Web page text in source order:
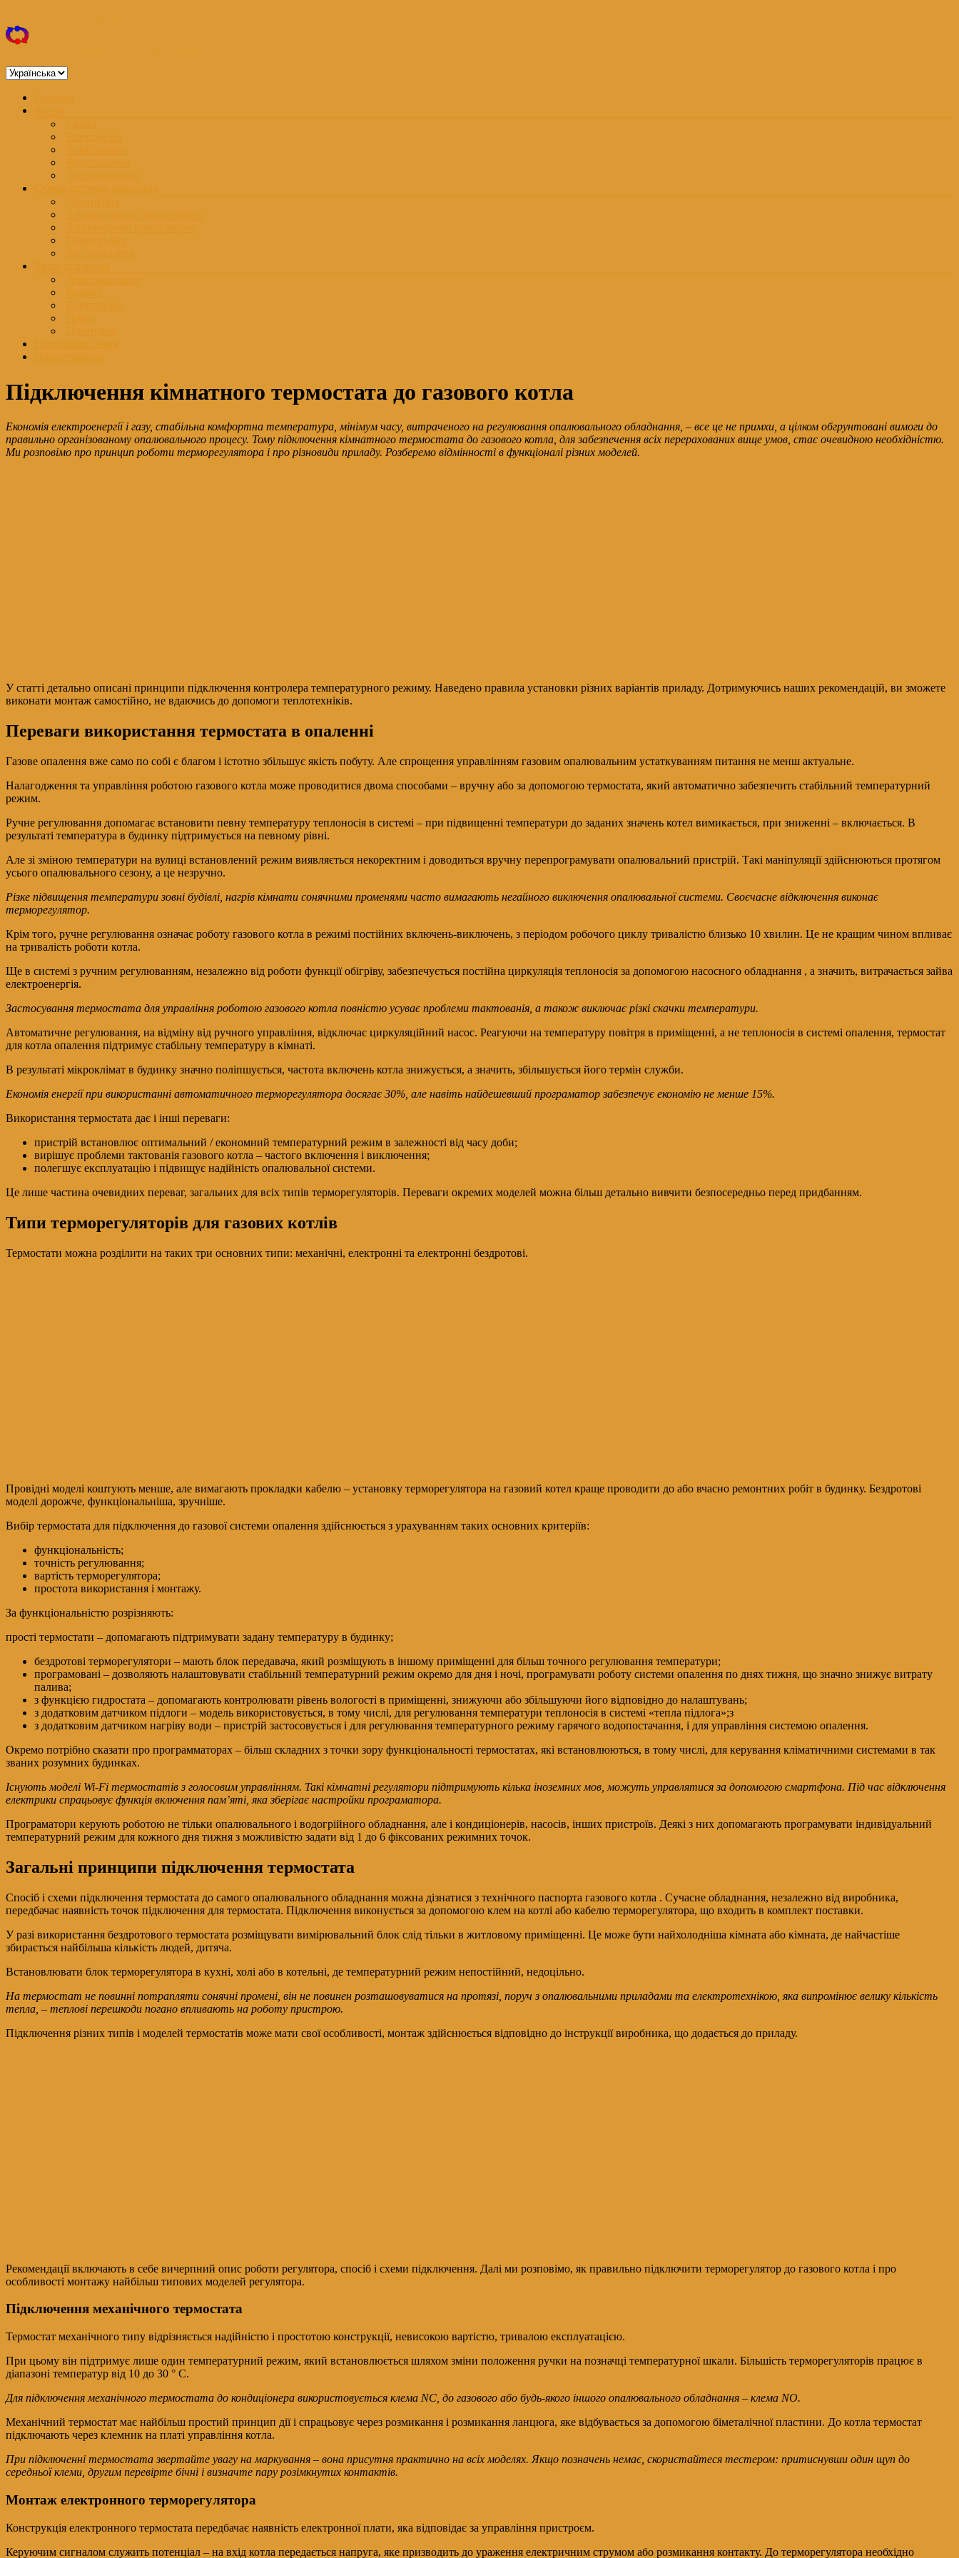
до
вмісту
Вибрати
Меню
Підключення кімнатного термостата до газового котла
Економія електроенергії і газу, стабільна комфортна температура, мінімум часу, витраченого на регулювання опалювального обладнання, – все це не примхи, а цілком обгрунтовані вимоги до
правильно організованому опалювального процесу. Тому підключення кімнатного термостата до газового котла, для забезпечення всіх перерахованих вище умов, стає очевидною необхідністю.
Ми розповімо про принцип роботи терморегулятора і про різновиди приладу. Розберемо відмінності в функціоналі різних моделей.
У статті детально описані принципи підключення контролера температурного режиму. Наведено правила установки різних варіантів приладу. Дотримуючись наших рекомендацій, ви зможете
виконати монтаж самостійно, не вдаючись до допомоги теплотехніків.
Переваги використання термостата в опаленні
Газове опалення вже само по собі є благом і істотно збільшує якість побуту. Але спрощення управлінням газовим опалювальним устаткуванням питання не менш актуальне.
Налагодження та управління роботою газового котла може проводитися двома способами – вручну або за допомогою термостата, який автоматично забезпечить стабільний температурний
режим.
Ручне регулювання допомагає встановити певну температуру теплоносія в системі – при підвищенні температури до заданих значень котел вимикається, при зниженні – включається. В
результаті температура в будинку підтримується на певному рівні.
Але зі зміною температури на вулиці встановлений режим виявляється некоректним і доводиться вручну перепрограмувати опалювальний пристрій. Такі маніпуляції здійснюються протягом
усього опалювального сезону, а це незручно.
Різке підвищення температури зовні будівлі, нагрів кімнати сонячними променями часто вимагають негайного виключення опалювальної системи. Своєчасне відключення виконає
терморегулятор.
Крім того, ручне регулювання означає роботу газового котла в режимі постійних включень-виключень, з періодом робочого циклу тривалістю близько 10 хвилин. Це не кращим чином впливає
на тривалість роботи котла.
Ще в системі з ручним регулюванням, незалежно від роботи функції обігріву, забезпечується постійна циркуляція теплоносія за допомогою насосного обладнання , а значить, витрачається зайва
електроенергія.
Застосування термостата для управління роботою газового котла повністю усуває проблеми тактованія, а також виключає різкі скачки температури.
Автоматичне регулювання, на відміну від ручного управління, відключає циркуляційний насос. Реагуючи на температуру повітря в приміщенні, а не теплоносія в системі опалення, термостат
для котла опалення підтримує стабільну температуру в кімнаті.
В результаті мікроклімат в будинку значно поліпшується, частота включень котла знижується, а значить, збільшується його термін служби.
Економія енергії при використанні автоматичного терморегулятора досягає 30%, але навіть найдешевший програматор забезпечує економію не менше 15%.
Використання термостата дає і інші переваги:
пристрій встановлює оптимальний / економний температурний режим в залежності від часу доби;
вирішує проблеми тактованія газового котла – частого включення і виключення;
полегшує експлуатацію і підвищує надійність опалювальної системи.
Це лише частина очевидних переваг, загальних для всіх типів терморегуляторів. Переваги окремих моделей можна більш детально вивчити безпосередньо перед придбанням.
Типи терморегуляторів для газових котлів
Термостати можна розділити на таких три основних типи: механічні, електронні та електронні бездротові.
Провідні моделі коштують менше, але вимагають прокладки кабелю – установку терморегулятора на газовий котел краще проводити до або вчасно ремонтних робіт в будинку. Бездротові
моделі дорожче, функціональніша, зручніше.
Вибір термостата для підключення до газової системи опалення здійснюється з урахуванням таких основних критеріїв:
функціональність;
точність регулювання;
вартість терморегулятора;
простота використання і монтажу.
За функціональністю розрізняють:
прості термостати – допомагають підтримувати задану температуру в будинку;
бездротові терморегулятори – мають блок передавача, який розміщують в іншому приміщенні для більш точного регулювання температури;
програмовані – дозволяють налаштовувати стабільний температурний режим окремо для дня і ночі, програмувати роботу системи опалення по днях тижня, що значно знижує витрату
палива;
з функцією гидростата – допомагають контролювати рівень вологості в приміщенні, знижуючи або збільшуючи його відповідно до налаштувань;
з додатковим датчиком підлоги – модель використовується, в тому числі, для регулювання температури теплоносія в системі «тепла підлога»;з
з додатковим датчиком нагріву води – пристрій застосовується і для регулювання температурного режиму гарячого водопостачання, і для управління системою опалення.
Окремо потрібно сказати про программаторах – більш складних з точки зору функціональності термостатах, які встановлюються, в тому числі, для керування кліматичними системами в так
званих розумних будинках.
Існують моделі Wi-Fi термостатів з голосовим управлінням. Такі кімнатні регулятори підтримують кілька іноземних мов, можуть управлятися за допомогою смартфона. Під час відключення
електрики спрацьовує функція включення пам’яті, яка зберігає настройки програматора.
Програматори керують роботою не тільки опалювального і водогрійного обладнання, але і кондиціонерів, насосів, інших пристроїв. Деякі з них допомагають програмувати індивідуальний
температурний режим для кожного дня тижня з можливістю задати від 1 до 6 фіксованих режимних точок.
Загальні принципи підключення термостата
Спосіб і схеми підключення термостата до самого опалювального обладнання можна дізнатися з технічного паспорта газового котла . Сучасне обладнання, незалежно від виробника,
передбачає наявність точок підключення для термостата. Підключення виконується за допомогою клем на котлі або кабелю терморегулятора, що входить в комплект поставки.
У разі використання бездротового термостата розміщувати вимірювальний блок слід тільки в житловому приміщенні. Це може бути найхолодніша кімната або кімната, де найчастіше
збирається найбільша кількість людей, дитяча.
Встановлювати блок терморегулятора в кухні, холі або в котельні, де температурний режим непостійний, недоцільно.
На термостат не повинні потрапляти сонячні промені, він не повинен розташовуватися на протязі, поруч з опалювальними приладами та електротехнікою, яка випромінює велику кількість
тепла, – теплові перешкоди погано впливають на роботу пристрою.
Підключення різних типів і моделей термостатів може мати свої особливості, монтаж здійснюється відповідно до інструкції виробника, що додається до приладу.
Рекомендації включають в себе вичерпний опис роботи регулятора, спосіб і схеми підключення. Далі ми розповімо, як правильно підключити терморегулятор до газового котла і про
особливості монтажу найбільш типових моделей регулятора.
Підключення механічного термостата
Термостат механічного типу відрізняється надійністю і простотою конструкції, невисокою вартістю, тривалою експлуатацією.
При цьому він підтримує лише один температурний режим, який встановлюється шляхом зміни положення ручки на позначці температурної шкали. Більшість терморегуляторів працює в
діапазоні температур від 10 до 30 ° С.
Для підключення механічного термостата до кондиціонера використовується клема NC, до газового або будь-якого іншого опалювального обладнання – клема NO.
Механічний термостат має найбільш простий принцип дії і спрацьовує через розмикання і розмикання ланцюга, яке відбувається за допомогою біметалічної пластини. До котла термостат
підключають через клемник на платі управління котла.
При підключенні термостата звертайте увагу на маркування – вона присутня практично на всіх моделях. Якщо позначень немає, скористайтеся тестером: притиснувши один щуп до
середньої клеми, другим перевірте бічні і визначте пару розімкнутих контактів.
Монтаж електронного терморегулятора
Конструкція електронного термостата передбачає наявність електронної плати, яка відповідає за управління пристроєм.
Керуючим сигналом служить потенціал – на вхід котла передається напруга, яке призводить до ураження електричним струмом або розмикання контакту. До терморегулятора необхідно